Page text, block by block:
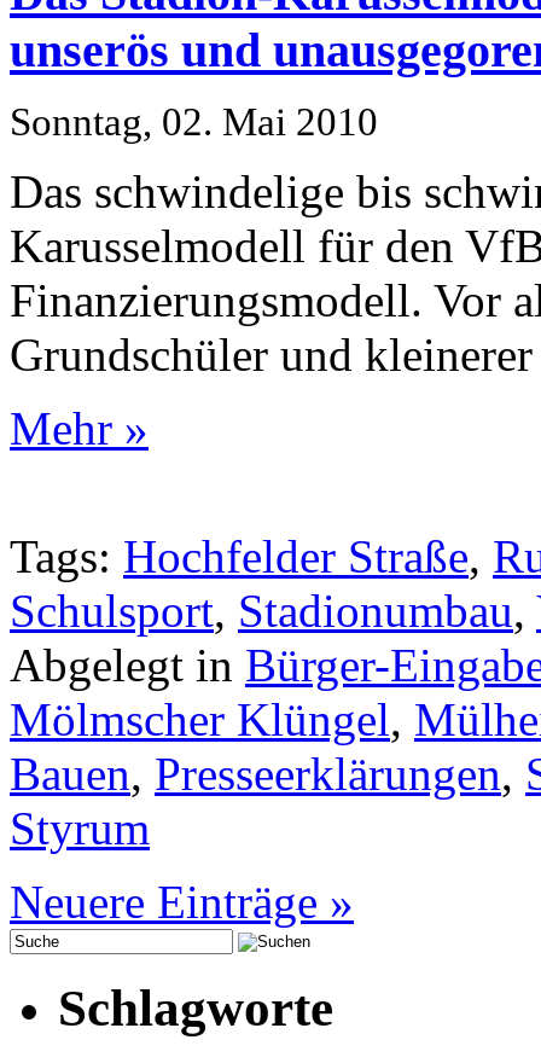
unserös und
Sonntag, 02. Mai 2010
Das schwindelige bis
Karusselmodell für den
Finanzierungsmodell. Vor
Grundschüler und
Mehr »
Tags: Hochfelder Straße,
Schulsport, Stadionumbau,
Abgelegt in Bürger-
Mölmscher Klüngel,
Bauen, Presseerklärungen,
Styrum
Neuere Einträge »
Schlagworte